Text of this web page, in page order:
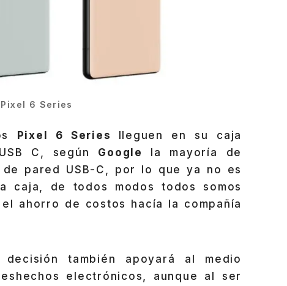
6 Series
Pixel 6 Series
lleguen en su caja
C, según Google
la mayoría de
pared USB-C, por lo que ya no es
caja, de todos modos todos somos
ahorro de costos hacía la compañía
también apoyará al medio
electrónicos, aunque al ser